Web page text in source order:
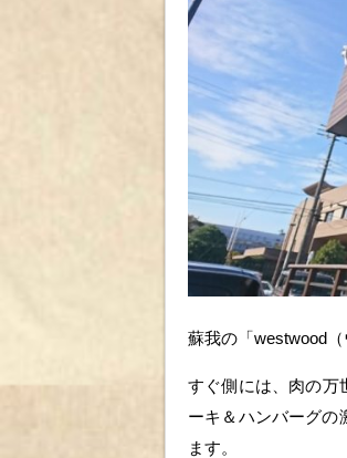
蘇我の「westwood
すぐ側には、肉の万
ーキ＆ハンバーグの
ます。